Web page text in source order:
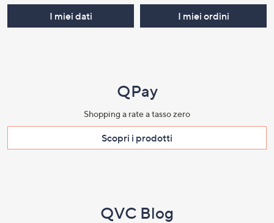
I miei dati I miei ordini
QPay
Shopping a rate a tasso zero​
Scopri i prodotti​
QVC Blog